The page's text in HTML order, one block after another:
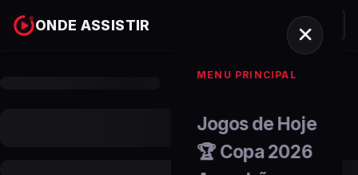
ONDE ASSISTIR
MENU PRINCIPAL
Jogos de Hoje
🏆 Copa 2026